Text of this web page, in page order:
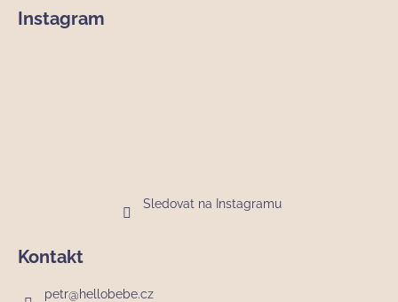
Instagram
Sledovat na Instagramu
Kontakt
petr@hellobebe.cz